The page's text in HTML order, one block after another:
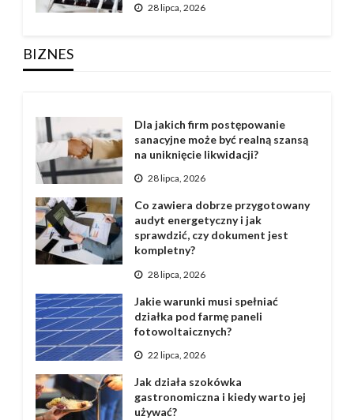
28 lipca, 2026
BIZNES
Dla jakich firm postępowanie
sanacyjne może być realną szansą
na uniknięcie likwidacji?
28 lipca, 2026
Co zawiera dobrze przygotowany
audyt energetyczny i jak
sprawdzić, czy dokument jest
kompletny?
28 lipca, 2026
Jakie warunki musi spełniać
działka pod farmę paneli
fotowoltaicznych?
22 lipca, 2026
Jak działa szokówka
gastronomiczna i kiedy warto jej
używać?